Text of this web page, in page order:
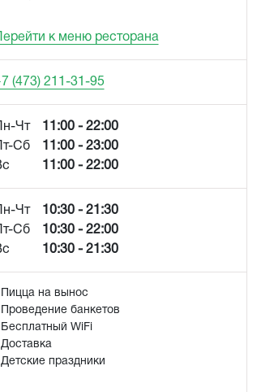
к меню ресторана
(473) 211-31-95
Чт
11:00 - 22:00
Сб
11:00 - 23:00
11:00 - 22:00
Чт
10:30 - 21:30
Сб
10:30 - 22:00
10:30 - 21:30
на вынос
банкетов
WiFi
праздники